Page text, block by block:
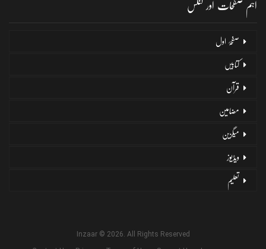
اہم صفحات اور لنکس
صفحۂ اول
کتابیں
قرآن
مضامین
میگزین
ویڈیوز
تعلیم
Inzaar © 2026. All Rights Reserved